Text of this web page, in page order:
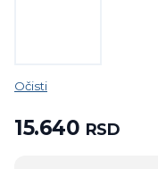
Očisti
15.640 RSD